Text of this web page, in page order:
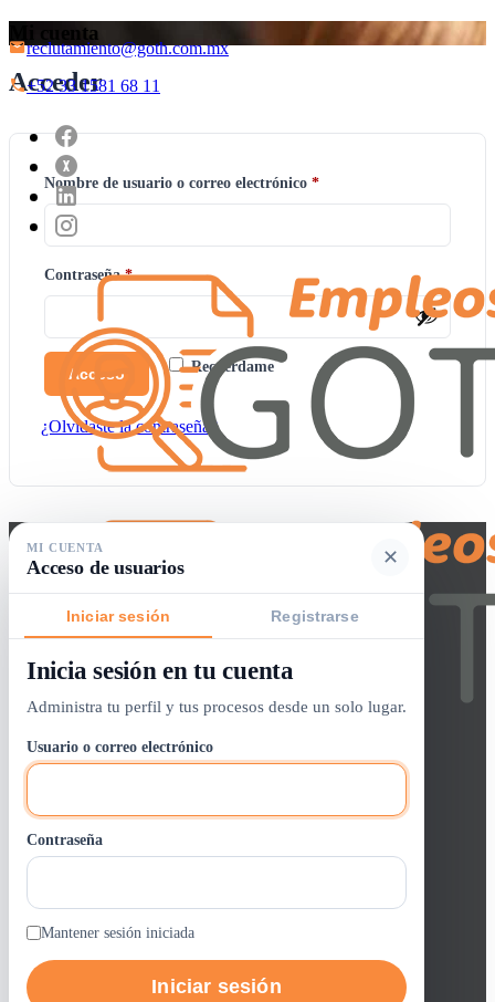
reclutamiento@goth.com.mx
+52 33 1581 68 11
0
Entrar / Registrarse
Mi cuenta
Acceder
Nombre de usuario o correo electrónico *Obligatorio
Contraseña*Obligatorio
Recuérdame
Acceso
¿Olvidaste la contraseña?
MI CUENTA
Acceso de usuarios ✕
Iniciar sesión Registrarse
Inicia sesión en tu cuenta
Administra tu perfil y tus procesos desde un solo lugar.
Usuario o correo electrónico
Contraseña
Mantener sesión iniciada
Iniciar sesión
Buscador de empleos
Iniciar sesión / crear cuenta
Lista de Vacantes
Alertas
Trabajos GOTH
Quienes Somos